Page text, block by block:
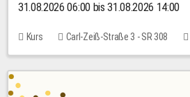
31.08.2026 06:00 bis 31.08.2026 14:00
Kurs Carl-Zeiß-Straße 3 - SR 308